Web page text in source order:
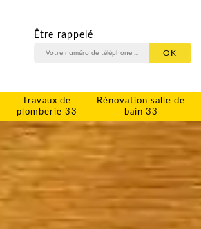
Être rappelé
Travaux de
plomberie 33
Rénovation salle de
bain 33